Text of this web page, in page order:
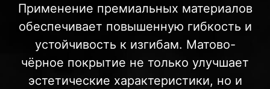
Применение премиальных материалов
обеспечивает повышенную гибкость и
устойчивость к изгибам. Матово-
чёрное покрытие не только улучшает
эстетические характеристики, но и